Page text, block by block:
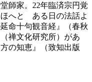
師家。22年臨済宗円覚
へと ある日の法話よ
命十句観音経』（春秋
禅文化研究所）があ
の知恵』（致知出版